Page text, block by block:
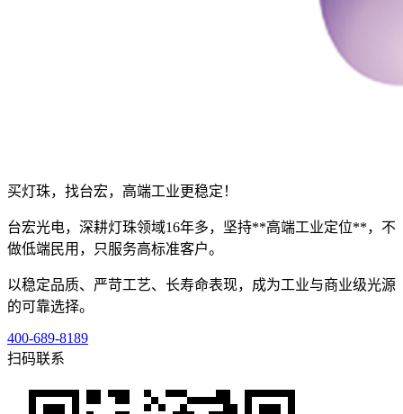
买灯珠，找台宏，高端工业更稳定！
台宏光电，深耕灯珠领域16年多，坚持**高端工业定位**，不
做低端民用，只服务高标准客户。
以稳定品质、严苛工艺、长寿命表现，成为工业与商业级光源
的可靠选择。
400-689-8189
扫码联系